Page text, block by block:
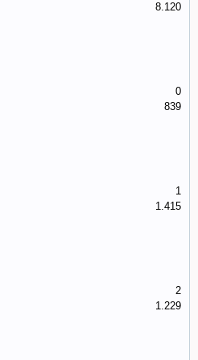
8.120
0
839
1
1.415
2
1.229